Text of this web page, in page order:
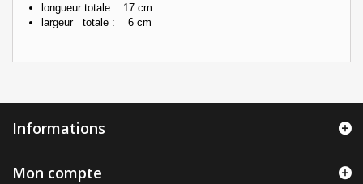
longueur totale : 17 cm
largeur totale : 6 cm
Informations
Mon compte